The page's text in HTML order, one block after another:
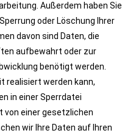
Außerdem haben Sie
oder Löschung Ihrer
davon sind Daten, die
aufbewahrt oder zur
benötigt werden.
realisiert werden kann,
in einer Sperrdatei
von einer gesetzlichen
wir Ihre Daten auf Ihren